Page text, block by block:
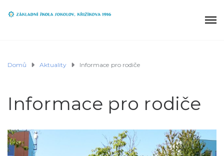
Domů Aktuality Informace pro rodiče
Informace pro rodiče